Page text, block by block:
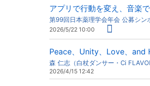
アプリで行動を変え、音楽
第99回日本薬理学会年会 公募シン
2026/5/22 10:00
Peace、Unity、Love、
森 仁志（白杖ダンサー・Ci
2026/4/15 12:42